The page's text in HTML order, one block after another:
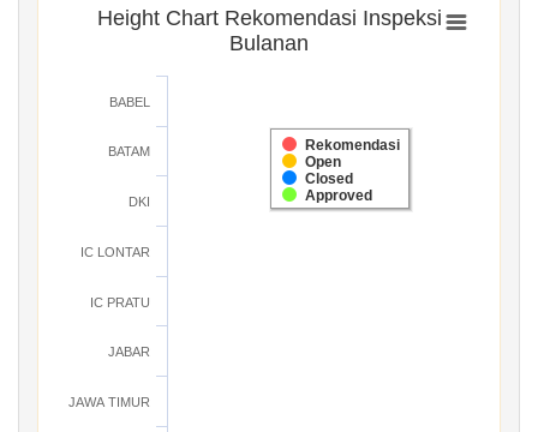
Height Chart Rekomendasi Inspeksi
Bulanan
Rekomendasi
Open
Closed
Approved
BABEL
BATAM
DKI
IC LONTAR
IC PRATU
JABAR
JAWA TIMUR